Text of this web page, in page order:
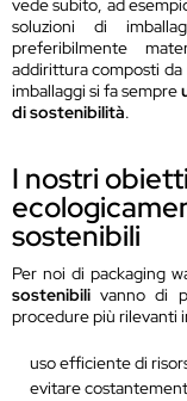
vede subito, ad
soluzioni di
preferibilmente
addirittura composti
imballaggi si fa sempre
di sostenibilità.
I nostri
sostenibili
Per noi di packaging
sostenibilivanno di
procedure più rilevanti
uso efficiente di
evitare